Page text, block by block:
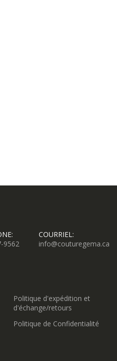
9562
COURRIEL:
info@couturegema.ca
Politique d'expédition et
d'échange/retours
Politique de Confidentialité